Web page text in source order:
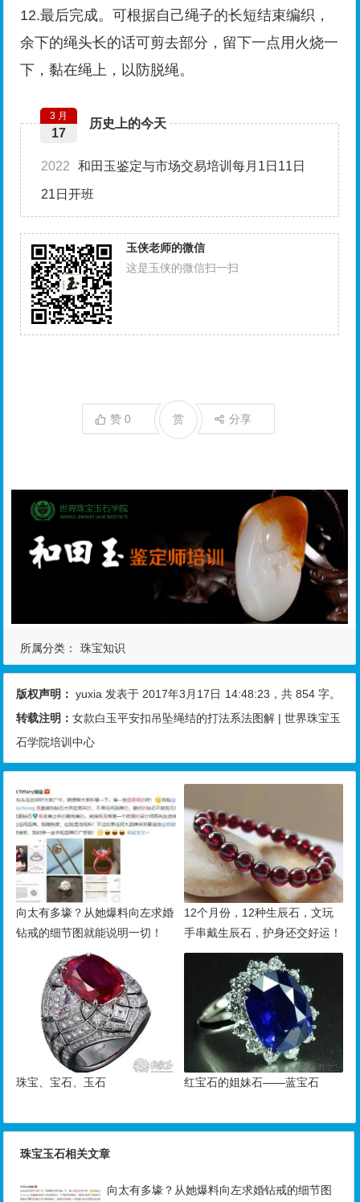
12.最后完成。可根据自己绳子的长短结束编织，
余下的绳头长的话可剪去部分，留下一点用火烧一
下，黏在绳上，以防脱绳。
历史上的今天
3 月
17
2022 和田玉鉴定与市场交易培训每月1日11日
21日开班
玉侠老师的微信
这是玉侠的微信扫一扫
赞0 分享
赏
所属分类： 珠宝知识
版权声明： yuxia 发表于 2017年3月17日 14:48:23 ，共 854 字。
转载注明：女款白玉平安扣吊坠绳结的打法系法图解 | 世界珠宝玉
石学院培训中心
向太有多壕？从她爆料向左求婚
钻戒的细节图就能说明一切！
12个月份，12种生辰石，文玩
手串戴生辰石，护身还交好运！
珠宝、宝石、玉石 红宝石的姐妹石——蓝宝石
珠宝玉石相关文章
向太有多壕？从她爆料向左求婚钻戒的细节图